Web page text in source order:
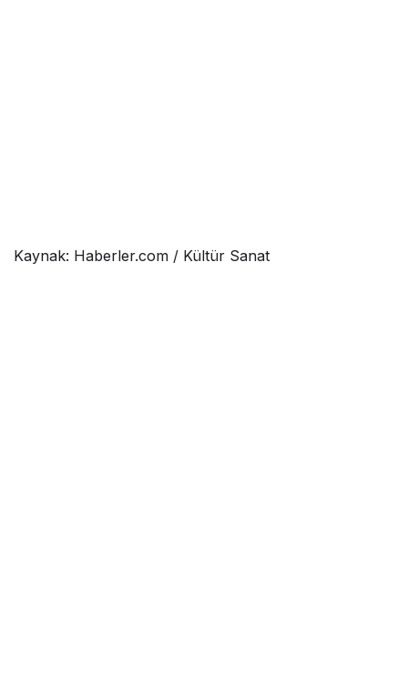
Kaynak: Haberler.com / Kültür Sanat